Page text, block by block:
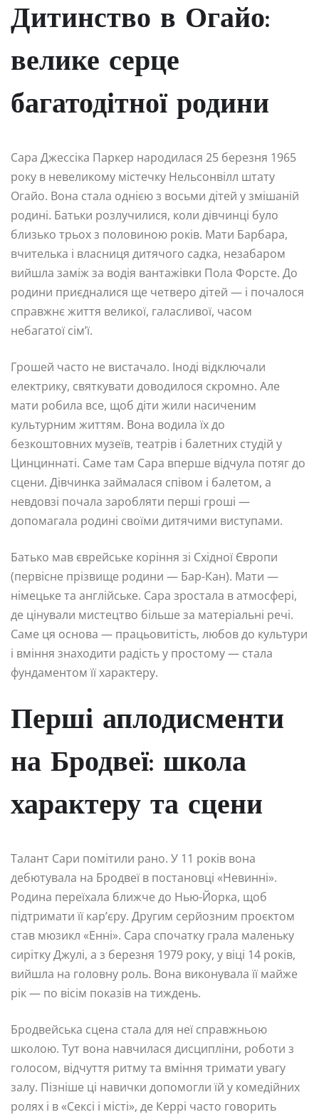
Дитинство в Огайо:
велике серце
багатодітної родини
Сара Джессіка Паркер народилася 25 березня 1965
року в невеликому містечку Нельсонвілл штату
Огайо. Вона стала однією з восьми дітей у змішаній
родині. Батьки розлучилися, коли дівчинці було
близько трьох з половиною років. Мати Барбара,
вчителька і власниця дитячого садка, незабаром
вийшла заміж за водія вантажівки Пола Форсте. До
родини приєдналися ще четверо дітей — і почалося
справжнє життя великої, галасливої, часом
небагатої сім’ї.
Грошей часто не вистачало. Іноді відключали
електрику, святкувати доводилося скромно. Але
мати робила все, щоб діти жили насиченим
культурним життям. Вона водила їх до
безкоштовних музеїв, театрів і балетних студій у
Цинциннаті. Саме там Сара вперше відчула потяг до
сцени. Дівчинка займалася співом і балетом, а
невдовзі почала заробляти перші гроші —
допомагала родині своїми дитячими виступами.
Батько мав єврейське коріння зі Східної Європи
(первісне прізвище родини — Бар-Кан). Мати —
німецьке та англійське. Сара зростала в атмосфері,
де цінували мистецтво більше за матеріальні речі.
Саме ця основа — працьовитість, любов до культури
і вміння знаходити радість у простому — стала
фундаментом її характеру.
Перші аплодисменти
на Бродвеї: школа
характеру та сцени
Талант Сари помітили рано. У 11 років вона
дебютувала на Бродвеї в постановці «Невинні».
Родина переїхала ближче до Нью-Йорка, щоб
підтримати її кар’єру. Другим серйозним проєктом
став мюзикл «Енні». Сара спочатку грала маленьку
сирітку Джулі, а з березня 1979 року, у віці 14 років,
вийшла на головну роль. Вона виконувала її майже
рік — по вісім показів на тиждень.
Бродвейська сцена стала для неї справжньою
школою. Тут вона навчилася дисципліни, роботи з
голосом, відчуття ритму та вміння тримати увагу
залу. Пізніше ці навички допомогли їй у комедійних
ролях і в «Сексі і місті», де Керрі часто говорить